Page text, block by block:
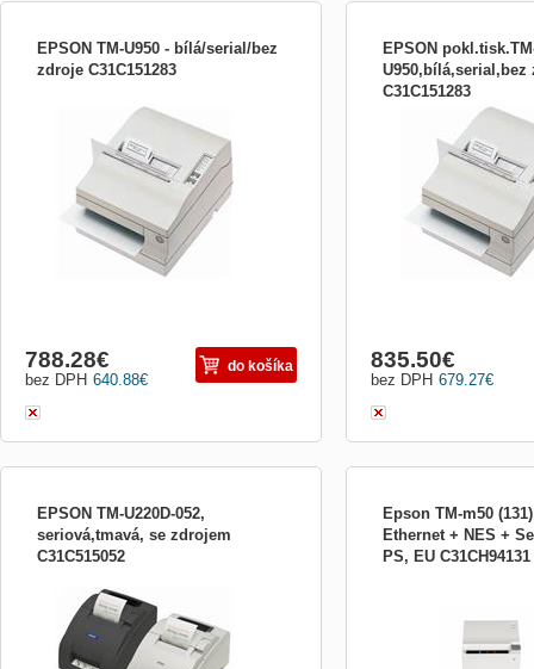
EPSON TM-U950 - bílá/serial/bez
zdroje C31C151283
Všestranná tiskárna pro POS systémy
Multifunkční tiskárna vhodná pro účtenky,
žurnál a vkládaný tisk formulářů, šeků
nebo kartiček. S širokou škálou tiskových
možností můžete vytisknout až 4 kopie!
Tiskne jak na roli papíru i na vkládaný arch
papíru - ...
640.88€
bez DPH
788.28€ do košíka
EPSON
U950,bílá,serial,bez
C31C151283
Všestranná tiskárna pro
Multifunkční tiskárna
žurnál a vkládaný tisk
nebo kartiček. S širokou
možností můžete
Tiskne jak na roli papíru
papíru - ...
679.27€
bez DPH
835.50€
EPSON TM-U220D-052,
seriová,tmavá, se zdrojem
C31C515052
Nejoblíbenější, robustní, vysoce výkonná
jehličková tiskárna s jednoduchou
údržbou. Velmi spolehlivá, ergonomická,
ekonomická a variabilní. Vhodná pro
všechny POS systémy v maloobchodním
prodeji a sektoru zásobování. Můžet...
Epson TM-m50
Ethernet + NES +
PS, EU C31CH94131
vyvinuta pro
stylovou a kompaktní
kterou lze bez problémů
stávajícího systému PO...